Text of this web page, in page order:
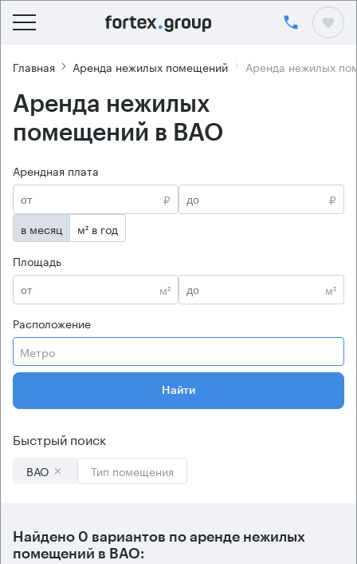
Главная Аренда нежилых помещений Аренда нежилых
Аренда нежилых
помещений в ВАО
Арендная плата
₽
₽
в месяц
м² в год
Площадь
м²
м²
Расположение
Метро
Найти
Быстрый поиск
ВАО Тип помещения
Найдено 0 вариантов по аренде нежилых
помещений в ВАО: